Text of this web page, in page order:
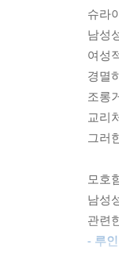
비벡
그의
묵인
얼굴
“나
망가
때문
그
슈라
남성
여성
경멸
조롱
교리
그러
모호
남성
관련
- 루